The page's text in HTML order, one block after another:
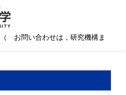
（ お問い合わせは，研究機構ま